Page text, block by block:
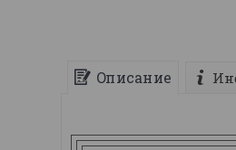
Описание